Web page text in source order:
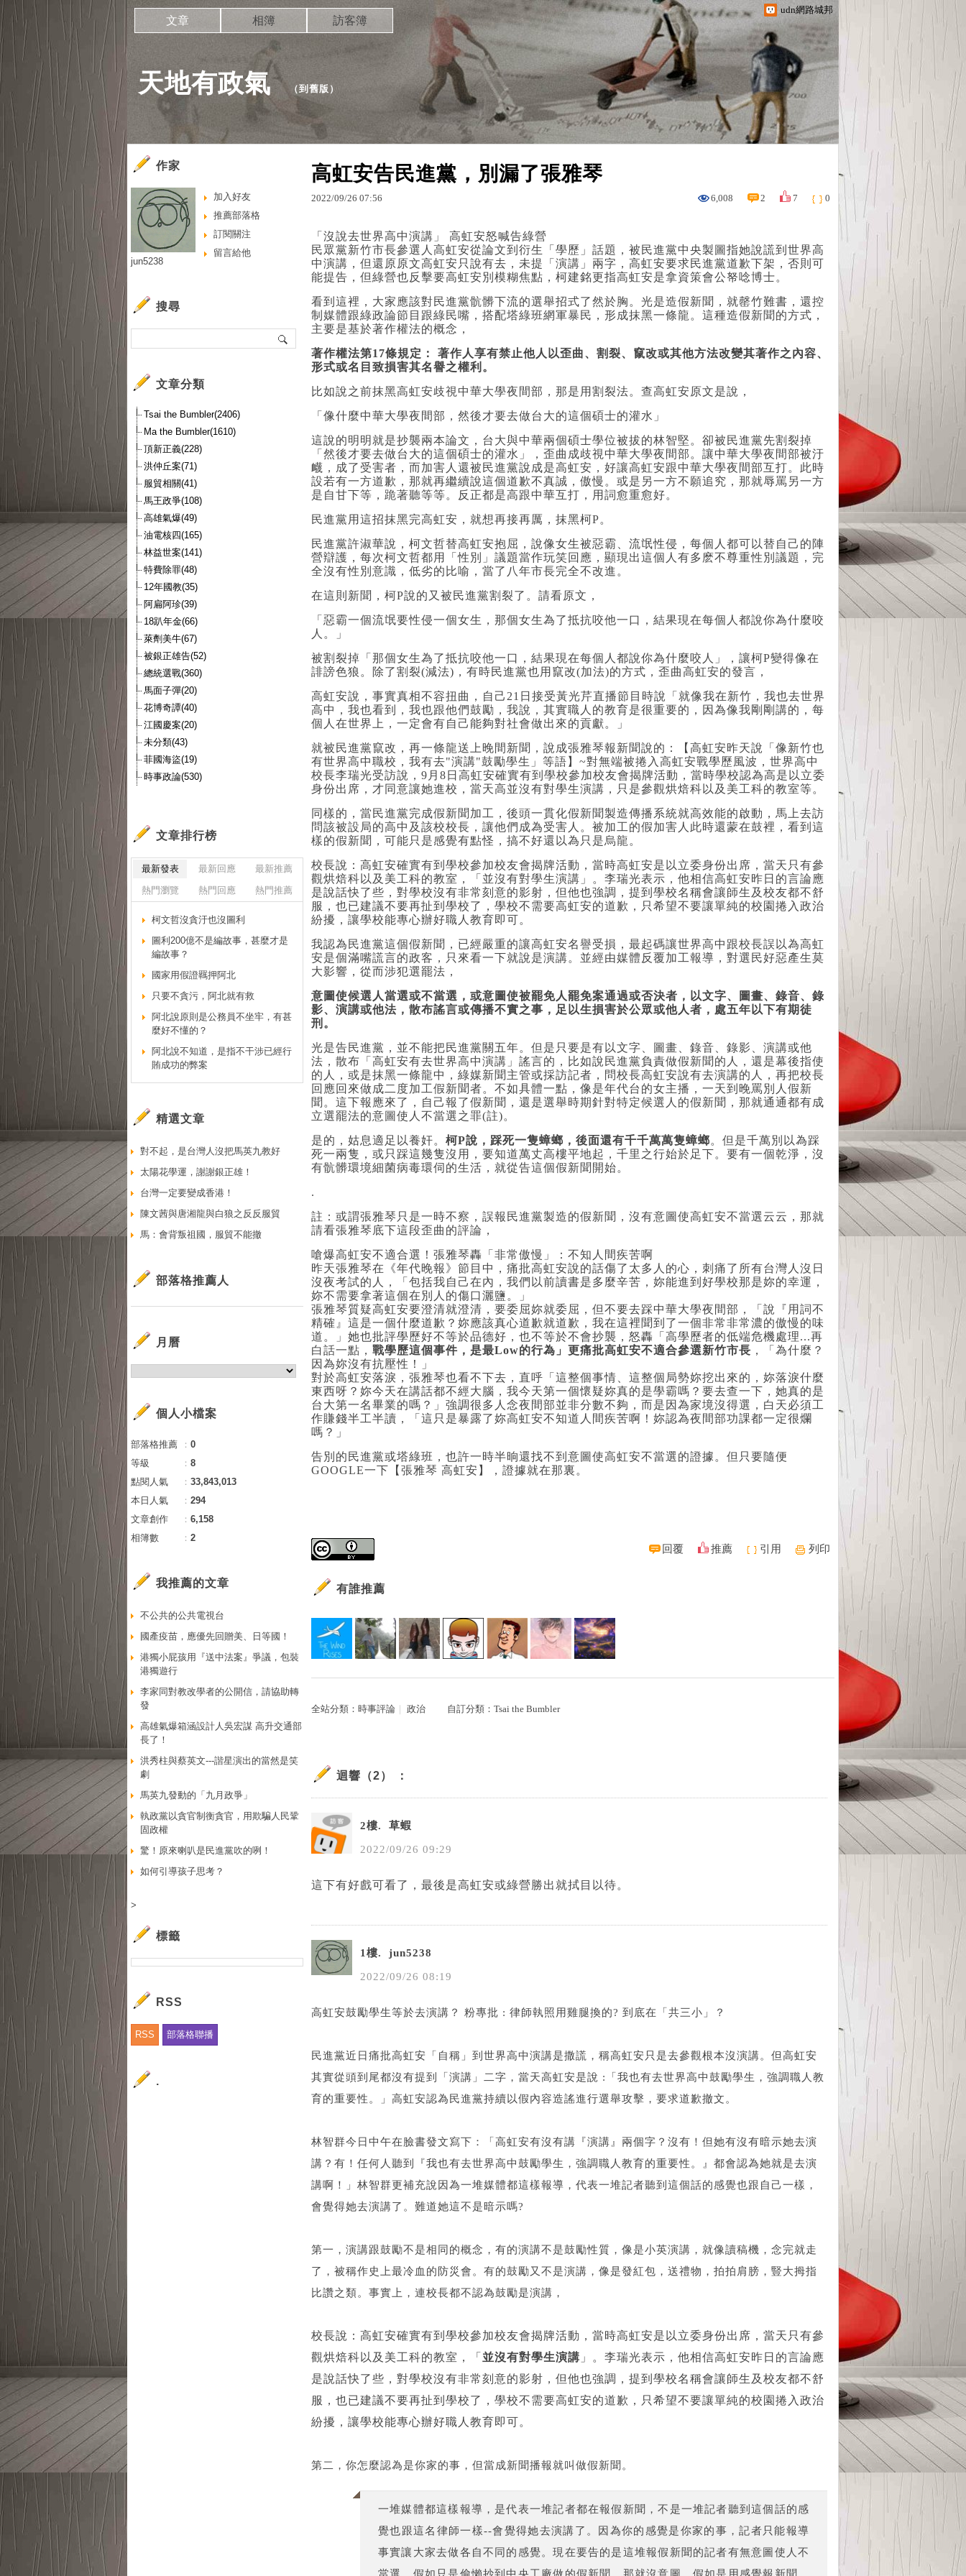
udn網路城邦
天地有政氣 （到舊版 ）
文章 相簿 訪客簿
高虹安告民進黨，別漏了張雅琴
2022/09/26 07:56 6,008 2 7 0
「沒說去世界高中演講」 高虹安怒喊告綠營
民眾黨新竹市長參選人高虹安從論文到衍生「學歷」話題，被民進黨中央製圖指她說謊到世界高
中演講，但還原原文高虹安只說有去，未提「演講」兩字，高虹安要求民進黨道歉下架，否則可
能提告，但綠營也反擊要高虹安別模糊焦點，柯建銘更指高虹安是拿資策會公帑唸博士。
看到這裡，大家應該對民進黨骯髒下流的選舉招式了然於胸。光是造假新聞，就罄竹難書，還控
制媒體跟綠政論節目跟綠民嘴，搭配塔綠班網軍暴民，形成抹黑一條龍。這種造假新聞的方式，
主要是基於著作權法的概念，
著作權法第17條規定： 著作人享有禁止他人以歪曲、割裂、竄改或其他方法改變其著作之內容、
形式或名目致損害其名譽之權利。
比如說之前抹黑高虹安歧視中華大學夜間部，那是用割裂法。查高虹安原文是說，
「像什麼中華大學夜間部，然後才要去做台大的這個碩士的灌水」
這說的明明就是抄襲兩本論文，台大與中華兩個碩士學位被拔的林智堅。卻被民進黨先割裂掉
「然後才要去做台大的這個碩士的灌水」，歪曲成歧視中華大學夜間部。讓中華大學夜間部被汙
衊，成了受害者，而加害人還被民進黨說成是高虹安，好讓高虹安跟中華大學夜間部互打。此時
設若有一方道歉，那就再繼續說這個道歉不真誠，傲慢。或是另一方不願追究，那就辱罵另一方
是自甘下等，跪著聽等等。反正都是高跟中華互打，用詞愈重愈好。
民進黨用這招抹黑完高虹安，就想再接再厲，抹黑柯P。
民進黨許淑華說，柯文哲替高虹安抱屈，說像女生被惡霸、流氓性侵，每個人都可以替自己的陣
營辯護，每次柯文哲都用「性別」議題當作玩笑回應，顯現出這個人有多麽不尊重性別議題，完
全沒有性別意識，低劣的比喻，當了八年市長完全不改進。
在這則新聞，柯P說的又被民進黨割裂了。請看原文，
「惡霸一個流氓要性侵一個女生，那個女生為了抵抗咬他一口，結果現在每個人都說你為什麼咬
人。」
被割裂掉「那個女生為了抵抗咬他一口，結果現在每個人都說你為什麼咬人」，讓柯P變得像在
誹謗色狼。除了割裂(減法)，有時民進黨也用竄改(加法)的方式，歪曲高虹安的發言，
高虹安說，事實真相不容扭曲，自己21日接受黃光芹直播節目時說「就像我在新竹，我也去世界
高中，我也看到，我也跟他們鼓勵，我說，其實職人的教育是很重要的，因為像我剛剛講的，每
個人在世界上，一定會有自己能夠對社會做出來的貢獻。」
就被民進黨竄改，再一條龍送上晚間新聞，說成張雅琴報新聞說的：【高虹安昨天說「像新竹也
有世界高中職校，我有去"演講"鼓勵學生」等語】~對無端被捲入高虹安戰學歷風波，世界高中
校長李瑞光受訪說，9月8日高虹安確實有到學校參加校友會揭牌活動，當時學校認為高是以立委
身份出席，才同意讓她進校，當天高並沒有對學生演講，只是參觀烘焙科以及美工科的教室等。
同樣的，當民進黨完成假新聞加工，後頭一貫化假新聞製造傳播系統就高效能的啟動，馬上去訪
問該被設局的高中及該校校長，讓他們成為受害人。被加工的假加害人此時還蒙在鼓裡，看到這
樣的假新聞，可能只是感覺有點怪，搞不好還以為只是烏龍。
校長說：高虹安確實有到學校參加校友會揭牌活動，當時高虹安是以立委身份出席，當天只有參
觀烘焙科以及美工科的教室，「並沒有對學生演講」。李瑞光表示，他相信高虹安昨日的言論應
是說話快了些，對學校沒有非常刻意的影射，但他也強調，提到學校名稱會讓師生及校友都不舒
服，也已建議不要再扯到學校了，學校不需要高虹安的道歉，只希望不要讓單純的校園捲入政治
紛擾，讓學校能專心辦好職人教育即可。
我認為民進黨這個假新聞，已經嚴重的讓高虹安名譽受損，最起碼讓世界高中跟校長誤以為高虹
安是個滿嘴謊言的政客，只來看一下就說是演講。並經由媒體反覆加工報導，對選民好惡產生莫
大影響，從而涉犯選罷法，
意圖使候選人當選或不當選，或意圖使被罷免人罷免案通過或否決者，以文字、圖畫、錄音、錄
影、演講或他法，散布謠言或傳播不實之事，足以生損害於公眾或他人者，處五年以下有期徒
刑。
光是告民進黨，並不能把民進黨關五年。但是只要是有以文字、圖畫、錄音、錄影、演講或他
法，散布「高虹安有去世界高中演講」謠言的，比如說民進黨負責做假新聞的人，還是幕後指使
的人，或是抹黑一條龍中，綠媒新聞主管或採訪記者，問校長高虹安說有去演講的人，再把校長
回應回來做成二度加工假新聞者。不如具體一點，像是年代台的女主播，一天到晚罵別人假新
聞。這下報應來了，自己報了假新聞，還是選舉時期針對特定候選人的假新聞，那就通通都有成
立選罷法的意圖使人不當選之罪(註)。
是的，姑息適足以養奸。 柯P說，踩死一隻蟑螂，後面還有千千萬萬隻蟑螂。但是千萬別以為踩
死一兩隻，或只踩這幾隻沒用，要知道萬丈高樓平地起，千里之行始於足下。要有一個乾淨，沒
有骯髒環境細菌病毒環伺的生活，就從告這個假新聞開始。
.
註：或謂張雅琴只是一時不察，誤報民進黨製造的假新聞，沒有意圖使高虹安不當選云云，那就
請看張雅琴底下這段歪曲的評論，
嗆爆高虹安不適合選！張雅琴轟「非常傲慢」：不知人間疾苦啊
昨天張雅琴在《年代晚報》節目中，痛批高虹安說的話傷了太多人的心，刺痛了所有台灣人沒日
沒夜考試的人，「包括我自己在內，我們以前讀書是多麼辛苦，妳能進到好學校那是妳的幸運，
妳不需要拿著這個在別人的傷口灑鹽。」
張雅琴質疑高虹安要澄清就澄清，要委屈妳就委屈，但不要去踩中華大學夜間部，「說『用詞不
精確』這是一個什麼道歉？妳應該真心道歉就道歉，我在這裡聞到了一個非常非常濃的傲慢的味
道。」她也批評學歷好不等於品德好，也不等於不會抄襲，怒轟「高學歷者的低端危機處理...再
白話一點， 戰學歷這個事件，是最Low的行為」更痛批高虹安不適合參選新竹市長 ，「為什麼？
因為妳沒有抗壓性！」
對於高虹安落淚，張雅琴也看不下去，直呼「這整個事情、這整個局勢妳挖出來的，妳落淚什麼
東西呀？妳今天在講話都不經大腦，我今天第一個懷疑妳真的是學霸嗎？要去查一下，她真的是
台大第一名畢業的嗎？」強調很多人念夜間部並非分數不夠，而是因為家境沒得選，白天必須工
作賺錢半工半讀，「這只是暴露了妳高虹安不知道人間疾苦啊！妳認為夜間部功課都一定很爛
嗎？」
告別的民進黨或塔綠班，也許一時半晌還找不到意圖使高虹安不當選的證據。但只要隨便
GOOGLE一下【張雅琴 高虹安】，證據就在那裏。
回覆 推薦 引用 列印
有誰推薦
全站分類： 時事評論 政治 自訂分類： Tsai the Bumbler
迴響（2） ：
2樓. 草蝦
2022/09/26 09:29
這下有好戲可看了， 最後是高虹安或綠營勝出就拭目以待。
1樓. jun5238
2022/09/26 08:19
高虹安鼓勵學生等於去演講？ 粉專批 : 律師執照用雞腿換的? 到底在「共三小」？
民進黨近日痛批高虹安「自稱」到世界高中演講是撒謊，稱高虹安只是去參觀根本沒演講。但高虹安
其實從頭到尾都沒有提到「演講」二字，當天高虹安是說 :「我也有去世界高中鼓勵學生，強調職人教
育的重要性。」高虹安認為民進黨持續以假內容造謠進行選舉攻擊，要求道歉撤文。
林智群今日中午在臉書發文寫下：「高虹安有沒有講『演講』兩個字？沒有！但她有沒有暗示她去演
講？有！任何人聽到『我也有去世界高中鼓勵學生，強調職人教育的重要性。』都會認為她就是去演
講啊！」林智群更補充說因為一堆媒體都這樣報導，代表一堆記者聽到這個話的感覺也跟自己一樣，
會覺得她去演講了。難道她這不是暗示嗎?
第一，演講跟鼓勵不是相同的概念，有的演講不是鼓勵性質，像是小英演講，就像讀稿機，念完就走
了，被稱作史上最冷血的防災會。有的鼓勵又不是演講，像是發紅包，送禮物，拍拍肩膀，豎大拇指
比讚之類。事實上，連校長都不認為鼓勵是演講，
校長說：高虹安確實有到學校參加校友會揭牌活動，當時高虹安是以立委身份出席，當天只有參
觀烘焙科以及美工科的教室，「 並沒有對學生演講 」。李瑞光表示，他相信高虹安昨日的言論應
是說話快了些，對學校沒有非常刻意的影射，但他也強調，提到學校名稱會讓師生及校友都不舒
服，也已建議不要再扯到學校了，學校不需要高虹安的道歉，只希望不要讓單純的校園捲入政治
紛擾，讓學校能專心辦好職人教育即可。
第二，你怎麼認為是你家的事，但當成新聞播報就叫做假新聞。
一堆媒體都這樣報導，是代表一堆記者都在報假新聞，不是一堆記者聽到這個話的感
覺也跟這名律師一樣--會覺得她去演講了。因為你的感覺是你家的事，記者只能報導
事實讓大家去做各自不同的感覺。現在要告的是這堆報假新聞的記者有無意圖使人不
作家
加入好友
推薦部落格
訂閱關注
留言給他
jun5238
搜尋
文章分類
Tsai the Bumbler(2406)
Ma the Bumbler(1610)
頂新正義(228)
洪仲丘案(71)
服貿相關(41)
馬王政爭(108)
高雄氣爆(49)
油電核四(165)
林益世案(141)
特費除罪(48)
12年國教(35)
阿扁阿珍(39)
18趴年金(66)
萊劑美牛(67)
被銀正雄告(52)
總統選戰(360)
馬面子彈(20)
花博奇譚(40)
江國慶案(20)
未分類(43)
菲國海盜(19)
時事政論(530)
文章排行榜
最新發表 最新回應
最新推薦
熱門瀏覽
熱門回應 熱門推薦
柯文哲沒貪汙也沒圖利
圖利200億不是編故事，甚麼才是
編故事？
國家用假證羈押阿北
只要不貪污，阿北就有救
阿北說原則是公務員不坐牢，有甚
麼好不懂的？
阿北說不知道，是指不干涉已經行
賄成功的弊案
精選文章
對不起，是台灣人沒把馬英九教好
太陽花學運，謝謝銀正雄！
台灣一定要變成香港！
陳文茜與唐湘龍與白狼之反反服貿
馬：會背叛祖國，服貿不能撤
部落格推薦人
月曆
個人小檔案
部落格推薦 ： 0
等級
： 8
點閱人氣
： 33,843,013
本日人氣
： 294
文章創作
： 6,158
相簿數
： 2
我推薦的文章
不公共的公共電視台
國產疫苗，應優先回贈美、日等國！
港獨小屁孩用『送中法案』爭議，包裝
港獨遊行
李家同對教改學者的公開信，請協助轉
發
高雄氣爆箱涵設計人吳宏謀 高升交通部
長了！
洪秀柱與蔡英文---諧星演出的當然是笑
劇
馬英九發動的「九月政爭」
執政黨以貪官制衡貪官，用欺騙人民鞏
固政權
驚！原來喇叭是民進黨吹的咧！
如何引導孩子思考？
>
標籤
RSS
RSS 部落格聯播
.